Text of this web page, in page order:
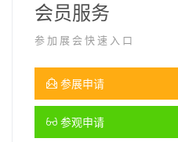
会员服务
参加展会快速入口
参展申请
参观申请